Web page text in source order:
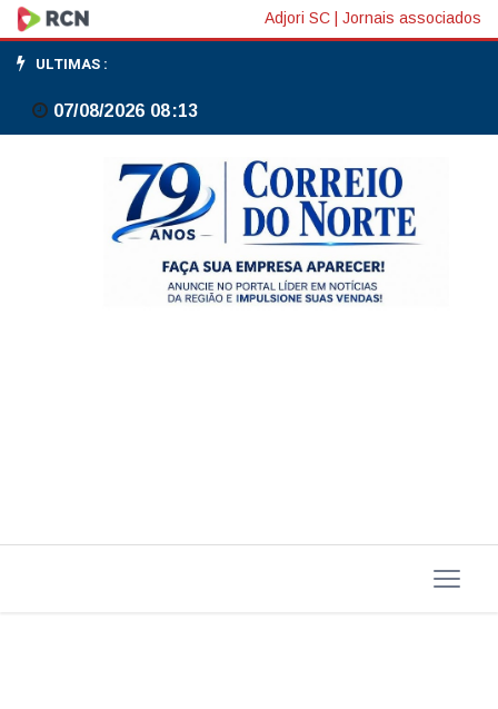
Filme
O
Agente
Secreto
indicações
Adjori SC Jornais associados
ULTIMAS :
07/08/2026 08:13